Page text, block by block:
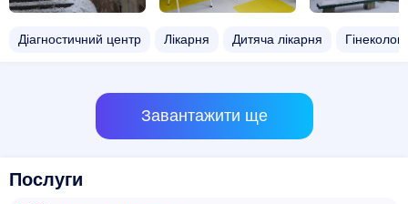
Діагностичний центр Лікарня Дитяча лікарня
Завантажити ще
Послуги